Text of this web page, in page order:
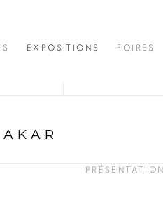
EXPOSITIONS FOIRES
PRÉSENTATION